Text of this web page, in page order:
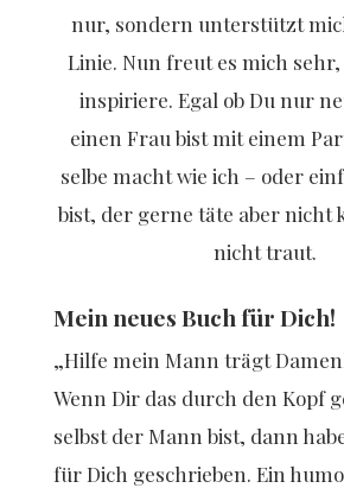
nur, sondern unterstützt
Linie. Nun freut es mich sehr,
inspiriere. Egal ob Du nur
einen Frau bist mit einem
selbe macht wie ich – oder
bist, der gerne täte aber nicht
nicht traut.
Mein neues Buch für Dich!
„Hilfe mein Mann trägt
Wenn Dir das durch den Kopf
selbst der Mann bist, dann
für Dich geschrieben. Ein